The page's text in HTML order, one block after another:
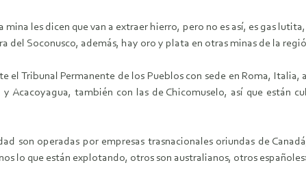
mina les dicen que van a extraer hierro, pero no es así, es gas
del Soconusco, además, hay oro y plata en otras minas de la
el Tribunal Permanente de los Pueblos con sede en Roma,
Acacoyagua, también con las de Chicomuselo, así que están
son operadas por empresas trasnacionales oriundas de
lo que están explotando, otros son australianos, otros